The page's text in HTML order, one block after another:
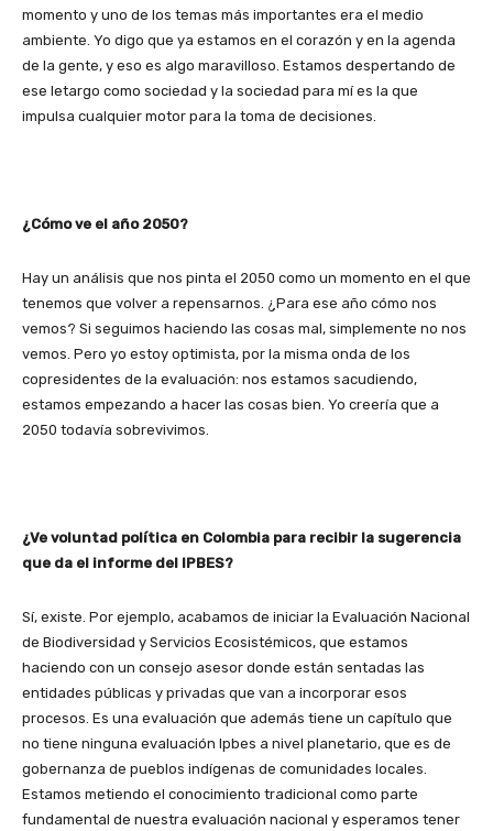
momento y uno de los temas más importantes era el medio
ambiente. Yo digo que ya estamos en el corazón y en la agenda
de la gente, y eso es algo maravilloso. Estamos despertando de
ese letargo como sociedad y la sociedad para mí es la que
impulsa cualquier motor para la toma de decisiones.
¿Cómo ve el año 2050?
Hay un análisis que nos pinta el 2050 como un momento en el que
tenemos que volver a repensarnos. ¿Para ese año cómo nos
vemos? Si seguimos haciendo las cosas mal, simplemente no nos
vemos. Pero yo estoy optimista, por la misma onda de los
copresidentes de la evaluación: nos estamos sacudiendo,
estamos empezando a hacer las cosas bien. Yo creería que a
2050 todavía sobrevivimos.
¿Ve voluntad política en Colombia para recibir la sugerencia
que da el informe del IPBES?
Sí, existe. Por ejemplo, acabamos de iniciar la Evaluación Nacional
de Biodiversidad y Servicios Ecosistémicos, que estamos
haciendo con un consejo asesor donde están sentadas las
entidades públicas y privadas que van a incorporar esos
procesos. Es una evaluación que además tiene un capítulo que
no tiene ninguna evaluación Ipbes a nivel planetario, que es de
gobernanza de pueblos indígenas de comunidades locales.
Estamos metiendo el conocimiento tradicional como parte
fundamental de nuestra evaluación nacional y esperamos tener